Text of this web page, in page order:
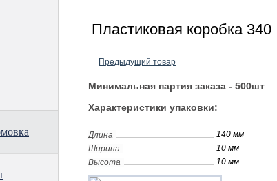
Пластиковая коробка 340
Предыдущий товар
Минимальная партия заказа - 500шт
Характеристики упаковки:
Длина
140 мм
Ширина
10 мм
Высота
10 мм